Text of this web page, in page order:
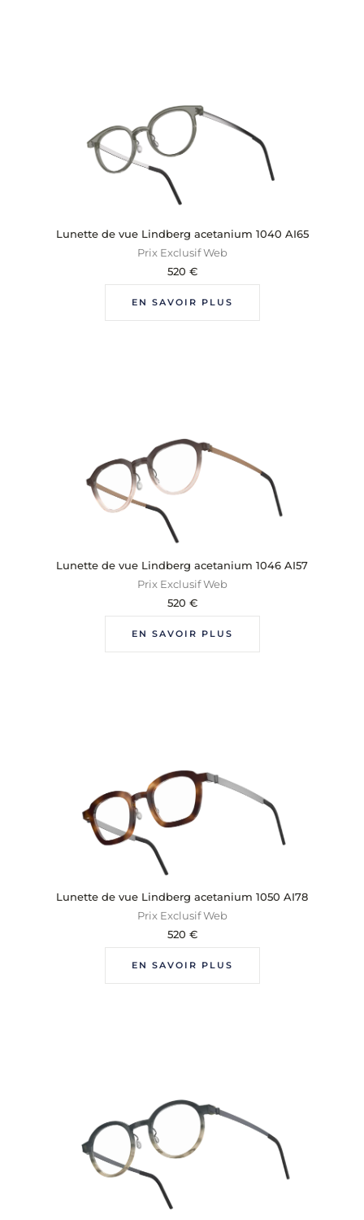
Lunette de vue Lindberg acetanium 1040 AI65
Prix Exclusif Web
520 €
EN SAVOIR PLUS
Lunette de vue Lindberg acetanium 1046 AI57
Prix Exclusif Web
520 €
EN SAVOIR PLUS
Lunette de vue Lindberg acetanium 1050 AI78
Prix Exclusif Web
520 €
EN SAVOIR PLUS